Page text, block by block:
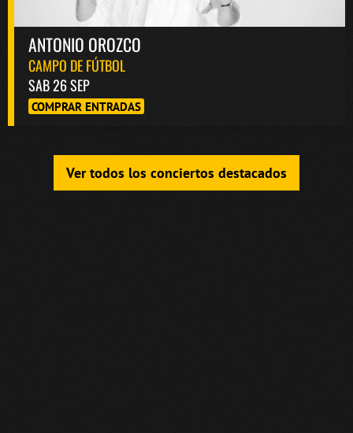
ANTONIO OROZCO
CAMPO DE FÚTBOL
SAB 26 SEP
COMPRAR ENTRADAS
Ver todos los conciertos destacados